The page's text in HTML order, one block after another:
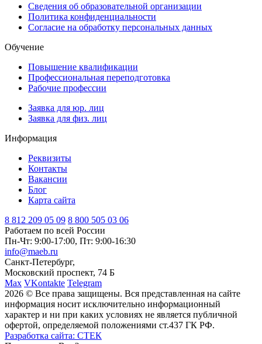
Сведения об образовательной организации
Политика конфиденциальности
Согласие на обработку персональных данных
Обучение
Повышение квалификации
Профессиональная переподготовка
Рабочие профессии
Заявка для юр. лиц
Заявка для физ. лиц
Информация
Реквизиты
Контакты
Вакансии
Блог
Карта сайта
8 812 209 05 09 8 800 505 03 06
Работаем по всей России
Пн-Чт: 9:00-17:00, Пт: 9:00-16:30
info@maeb.ru
Санкт-Петербург,
Московский проспект, 74 Б
Max VKontakte Telegram
2026 © Все права защищены. Вся представленная на сайте
информация носит исключительно информационный
характер и ни при каких условиях не является публичной
офертой, определяемой положениями ст.437 ГК РФ.
Разработка сайта: СТЕК